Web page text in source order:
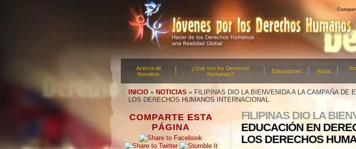
Acerca de
Nosotros
¿Qué son los Derechos
Humanos?
Educadores Actúa
INICIO » NOTICIAS » FILIPINAS DIO LA BIENVENIDA A LA CAMPAÑA DE
LOS DERECHOS HUMANOS INTERNACIONAL
COMPARTE ESTA
PÁGINA
FILIPINAS DIO LA
EDUCACIÓN EN
LOS DERECHOS